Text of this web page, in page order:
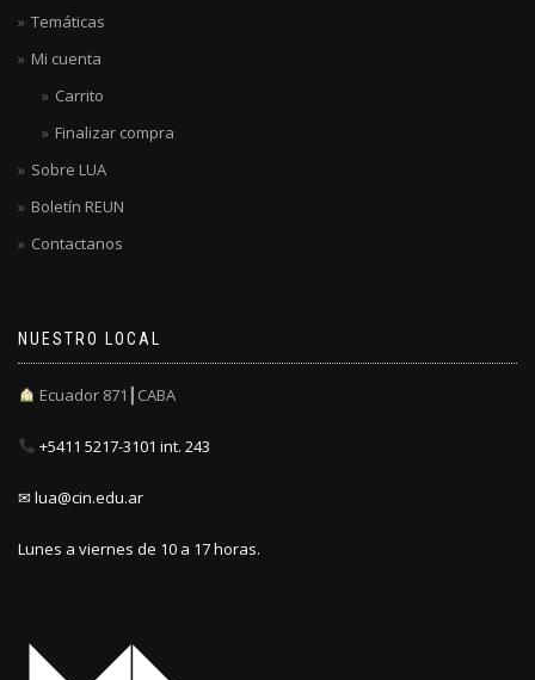
Temáticas
Mi cuenta
Carrito
Finalizar compra
Sobre LUA
Boletín REUN
Contactanos
NUESTRO LOCAL
Ecuador 871┃CABA
+5411 5217-3101 int. 243
✉ lua@cin.edu.ar
Lunes a viernes de 10 a 17 horas.